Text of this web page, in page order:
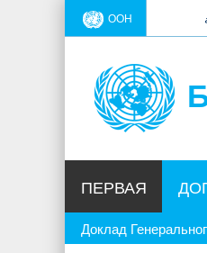
ООН
ПЕРВАЯ
Доклад